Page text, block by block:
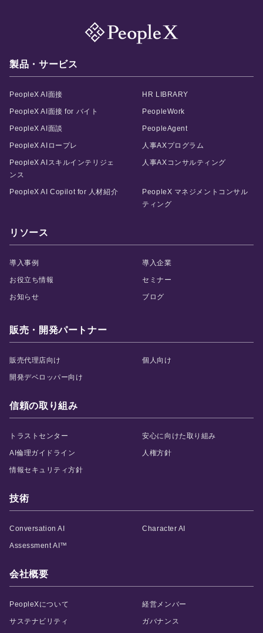
製品・サービス
PeopleX AI面接 HR LIBRARY
PeopleX AI面接 for バイト PeopleWork
PeopleX AI面談 PeopleAgent
PeopleX AIロープレ 人事AXプログラム
PeopleX AIスキルインテリジェ
ンス
人事AXコンサルティング
PeopleX AI Copilot for 人材紹介
PeopleX マネジメントコンサル
ティング
リソース
導入事例 導入企業
お役立ち情報 セミナー
お知らせ ブログ
販売・開発パートナー
販売代理店向け 個人向け
開発デベロッパー向け
信頼の取り組み
トラストセンター 安心に向けた取り組み
AI倫理ガイドライン 人権方針
情報セキュリティ方針
技術
Conversation AI Character AI
Assessment AI™
会社概要
PeopleXについて 経営メンバー
サステナビリティ ガバナンス